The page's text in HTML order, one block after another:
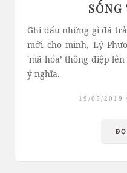
Ghi dấu những gì đã
mới cho mình, Lý
'mã hóa’ thông điệp
ý nghĩa.
19/05/2019